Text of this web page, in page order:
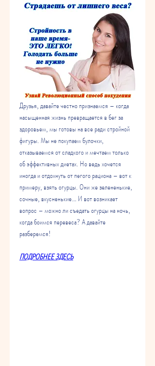
Друзья, давайте честно признаемся – когда
насыщенная жизнь превращается в бег за
здоровьем, мы готовы на все ради стройной
фигуры. Мы не покупаем булочки,
отказываемся от сладкого и мечтаем только
об эффективных диетах. Но ведь хочется
иногда и отдохнуть от пегого рациона – вот к
примеру, взять огурцы. Они же зелененькие,
сочные, вкусненькие… И вот возникает
вопрос – можно ли съедать огурцы на ночь,
когда боимся перевеса? А давайте
разберемся!
ПОДРОБНЕЕ ЗДЕСЬ